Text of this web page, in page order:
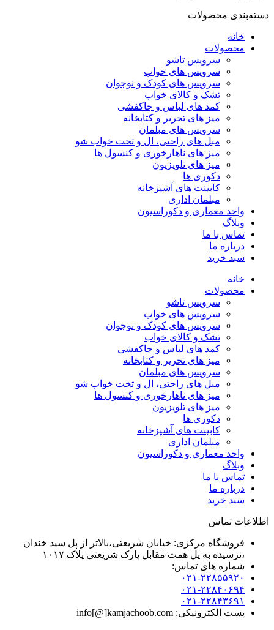
دسته‌بندی محصولات
خانه
محصولات
سرویس تاشو
سرویس های خواب
سرویس های کودک و نوجوان
تشک و کالای خواب
کمد های لباس و جاکفشی
میز های تحریر و کتابخانه
سرویس های مبلمان
مبل های راحتی، ال و تخت خواب شو
میز های ناهارخوری و کنسول ها
میز های تلویزیون
دکوری ها
کابینت های آشپزخانه
مبلمان اداری
واحد معماری و دکوراسیون
وبلاگ
تماس با ما
درباره ما
سبد خرید
خانه
محصولات
سرویس تاشو
سرویس های خواب
سرویس های کودک و نوجوان
تشک و کالای خواب
کمد های لباس و جاکفشی
میز های تحریر و کتابخانه
سرویس های مبلمان
مبل های راحتی، ال و تخت خواب شو
میز های ناهارخوری و کنسول ها
میز های تلویزیون
دکوری ها
کابینت های آشپزخانه
مبلمان اداری
واحد معماری و دکوراسیون
وبلاگ
تماس با ما
درباره ما
سبد خرید
اطلاعات تماس
فروشگاه مرکزی: خیابان شریعتی،بالاتر از پل سید خندان
،نرسیده به پل همت مقابل پارک شریعتی پلاک ۱۰۱۷
شماره های تماس:
۰۲۱-۲۲۸۵۵۹۲۰
۰۲۱-۲۲۸۴۰۶۹۴
۰۲۱-۲۲۸۴۳۶۹۱
پست الکترونیکی: info[@]kamjachoob.com